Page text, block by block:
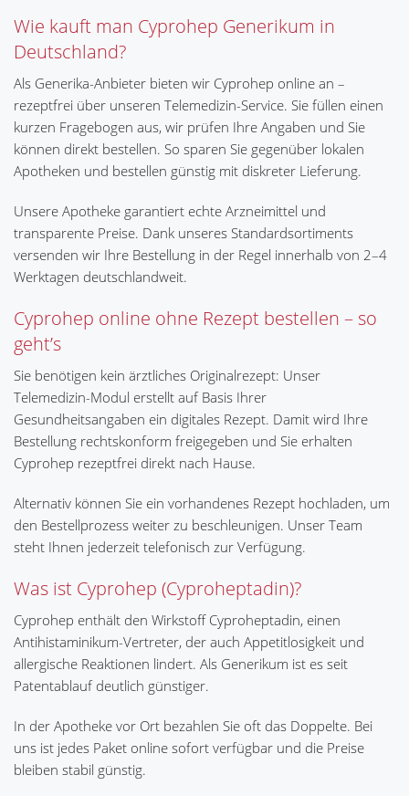
Wie kauft man Cyprohep Generikum in
Deutschland?
Als Generika-Anbieter bieten wir Cyprohep online an –
rezeptfrei über unseren Telemedizin-Service. Sie füllen einen
kurzen Fragebogen aus, wir prüfen Ihre Angaben und Sie
können direkt bestellen. So sparen Sie gegenüber lokalen
Apotheken und bestellen günstig mit diskreter Lieferung.
Unsere Apotheke garantiert echte Arzneimittel und
transparente Preise. Dank unseres Standardsortiments
versenden wir Ihre Bestellung in der Regel innerhalb von 2–4
Werktagen deutschlandweit.
Cyprohep online ohne Rezept bestellen – so
geht’s
Sie benötigen kein ärztliches Originalrezept: Unser
Telemedizin-Modul erstellt auf Basis Ihrer
Gesundheitsangaben ein digitales Rezept. Damit wird Ihre
Bestellung rechtskonform freigegeben und Sie erhalten
Cyprohep rezeptfrei direkt nach Hause.
Alternativ können Sie ein vorhandenes Rezept hochladen, um
den Bestellprozess weiter zu beschleunigen. Unser Team
steht Ihnen jederzeit telefonisch zur Verfügung.
Was ist Cyprohep (Cyproheptadin)?
Cyprohep enthält den Wirkstoff Cyproheptadin, einen
Antihistaminikum-Vertreter, der auch Appetitlosigkeit und
allergische Reaktionen lindert. Als Generikum ist es seit
Patentablauf deutlich günstiger.
In der Apotheke vor Ort bezahlen Sie oft das Doppelte. Bei
uns ist jedes Paket online sofort verfügbar und die Preise
bleiben stabil günstig.